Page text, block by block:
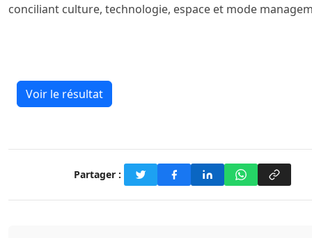
conciliant culture, technologie, espace et mode
Voir le résultat
Partager :